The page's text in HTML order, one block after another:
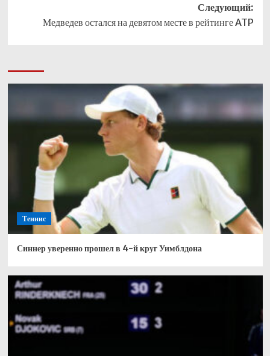
Следующий:
Медведев остался на девятом месте в рейтинге ATP
Теннис
Синнер уверенно прошел в 4-й круг Уимблдона